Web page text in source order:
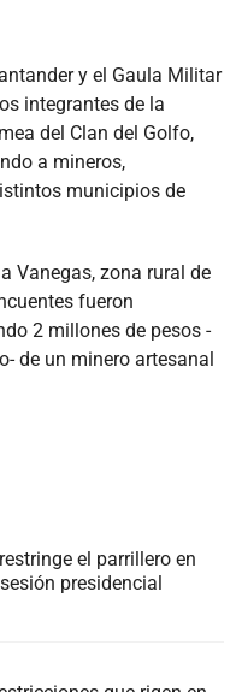
y el Gaula Militar
integrantes de la
del Clan del Golfo,
a mineros,
municipios de
Vanegas, zona rural de
fueron
2 millones de pesos -
de un minero artesanal
el parrillero en
presidencial